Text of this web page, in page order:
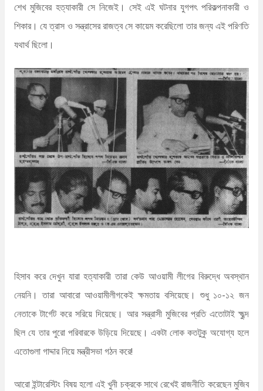
শেখ মুজিবের হত্যাকারী সে নিজেই। সেই এই ঘটনার যুগপৎ পরিকল্পনাকারী ও
শিকার। যে ত্রাস ও সন্ত্রাসের রাজত্ব সে কায়েম করেছিলো তার জন্য এই পরিণতি
যথার্থ ছিলো।
হিসাব করে দেখুন যারা হত্যাকারী তারা কেউ আওয়ামী লীগের বিরুদ্ধে অবস্থান
নেয়নি। তারা আবারো আওয়ামীলীগকেই ক্ষমতায় বসিয়েছে। শুধু ১০-১২ জন
নেতাকে টার্গেট করে সরিয়ে দিয়েছে। আর সন্ত্রাসী মুজিবের প্রতি এতোটাই ক্ষুব্দ
ছিল যে তার পুরো পরিবারকে উড়িয়ে দিয়েছে। একটা লোক কতটুকু অযোগ্য হলে
এতোগুলা গাদ্দার নিয়ে মন্ত্রীসভা গঠন করে!
আরো ইন্টারেস্টিং বিষয় হলো এই খুনী চক্রকে সাথে রেখেই রাজনীতি করেছেন মুজিব